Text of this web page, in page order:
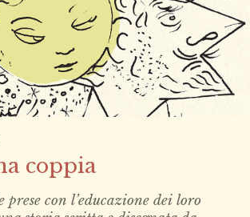
coppia
prese con l’educazione dei loro